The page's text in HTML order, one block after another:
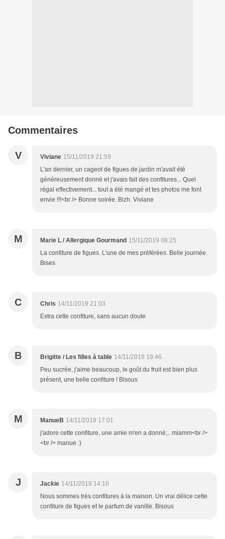
Commentaires
V Viviane 15/11/2019 21:59
L'an dernier, un cageot de figues de jardin m'avait été
généreusement donné et j'avais fait des confitures... Quel
régal effectivement... tout a été mangé et tes photos me font
envie !!!<br /> Bonne soirée. Bizh. Viviane
M Marie L / Allergique Gourmand 15/11/2019 08:25
La confiture de figues. L'une de mes préférées. Belle journée.
Bises
C Chris 14/11/2019 21:03
Extra cette confiture, sans aucun doute
B Brigitte / Les filles à table 14/11/2019 19:46
Peu sucrée, j'aime beaucoup, le goût du fruit est bien plus
présent, une belle confiture ! Bisous
M ManueB 14/11/2019 17:01
j'adore cette confiture, une amie m'en a donné;.. miamm<br />
<br /> manue :)
J Jackie 14/11/2019 14:10
Nous sommes très confitures à la maison. Un vrai délice cette
confiture de figues et le parfum de vanille. Bisous